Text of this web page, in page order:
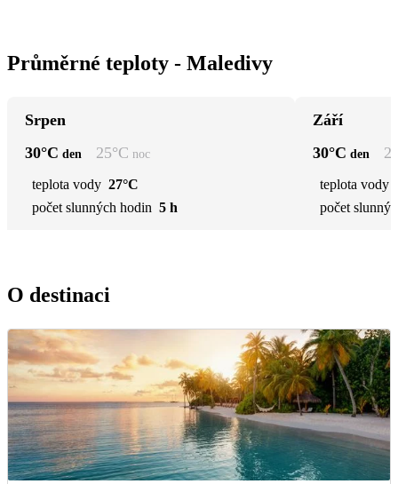
Průměrné teploty - Maledivy
Srpen
30°C den 25°C noc
teplota vody 27°C
počet slunných hodin 5 h
Září
30°C den
teplota vody
počet
O destinaci